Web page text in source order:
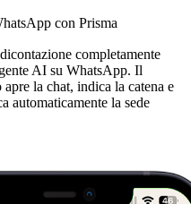
con Prisma
completamente
AI su WhatsApp. Il
la chat, indica la catena e
automaticamente la sede